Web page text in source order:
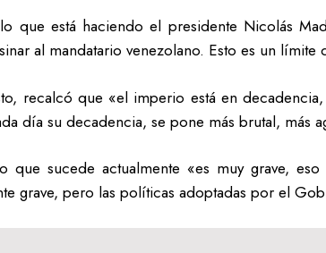
que está haciendo el presidente Nicolás
al mandatario venezolano. Esto es un límite
recalcó que «el imperio está en
día su decadencia, se pone más brutal, más
que sucede actualmente «es muy grave,
grave, pero las políticas adoptadas por el